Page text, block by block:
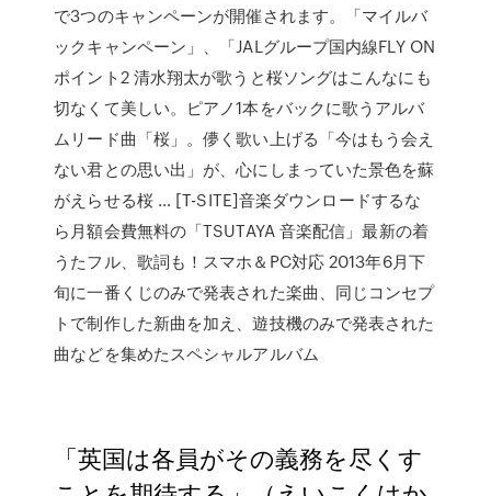
で3つのキャンペーンが開催されます。「マイルバ
ックキャンペーン」、「JALグループ国内線FLY ON
ポイント2 清水翔太が歌うと桜ソングはこんなにも
切なくて美しい。ピアノ1本をバックに歌うアルバ
ムリード曲「桜」。儚く歌い上げる「今はもう会え
ない君との思い出」が、心にしまっていた景色を蘇
がえらせる桜 … [T-SITE]音楽ダウンロードするな
ら月額会費無料の「TSUTAYA 音楽配信」最新の着
うたフル、歌詞も！スマホ＆PC対応 2013年6月下
旬に一番くじのみで発表された楽曲、同じコンセプ
トで制作した新曲を加え、遊技機のみで発表された
曲などを集めたスペシャルアルバム
「英国は各員がその義務を尽くす